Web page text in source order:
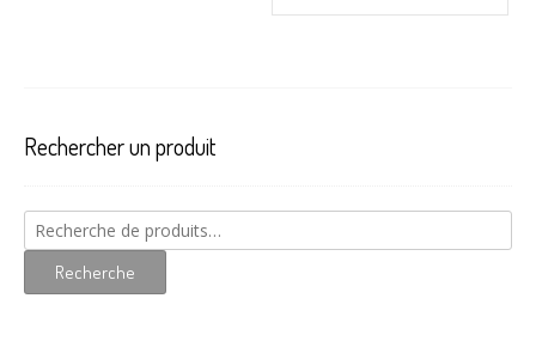
Rechercher un produit
Recherche
pour :
Recherche